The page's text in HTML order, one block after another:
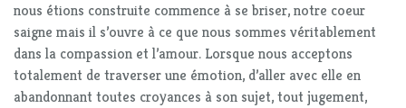
nous étions construite commence à se briser, notre coeur
saigne mais il s’ouvre à ce que nous sommes véritablement
dans la compassion et l’amour. Lorsque nous acceptons
totalement de traverser une émotion, d’aller avec elle en
abandonnant toutes croyances à son sujet, tout jugement,